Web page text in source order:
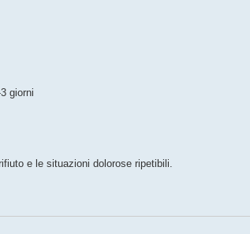
giorni
e le situazioni dolorose ripetibili.